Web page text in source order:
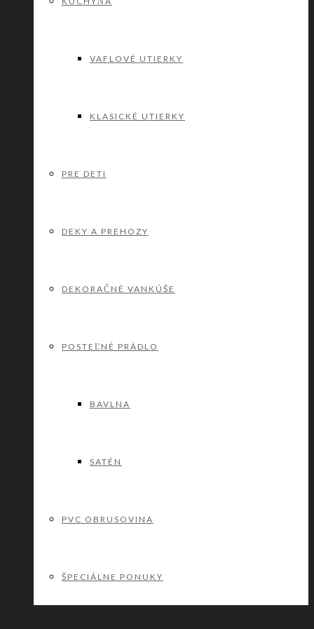
VAFLOVÉ UTIERKY
KLASICKÉ UTIERKY
PRE DETI
DEKY A PREHOZY
DEKORAČNÉ VANKÚŠE
POSTEĽNÉ PRÁDLO
BAVLNA
SATÉN
PVC OBRUSOVINA
ŠPECIÁLNE PONUKY